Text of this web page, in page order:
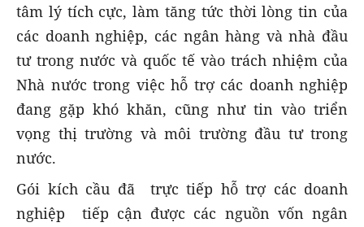
tâm lý tích cực, làm tăng tức thời lòng tin của
các doanh nghiệp, các ngân hàng và nhà đầu
tư trong nước và quốc tế vào trách nhiệm của
Nhà nước trong việc hỗ trợ các doanh nghiệp
đang gặp khó khăn, cũng như tin vào triển
vọng thị trường và môi trường đầu tư trong
nước.
Gói kích cầu đã trực tiếp hỗ trợ các doanh
nghiệp tiếp cận được các nguồn vốn ngân